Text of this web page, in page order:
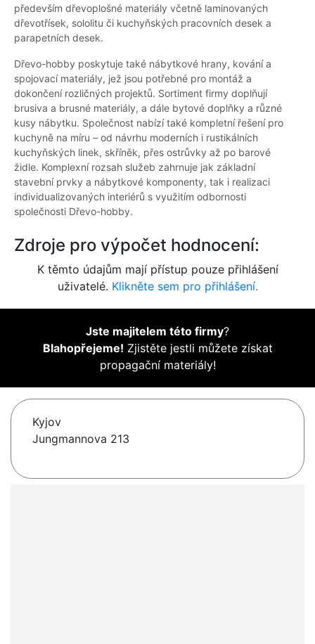
především dřevoplošné materiály včetně laminovaných
dřevotřísek, sololitu či kuchyňských pracovních desek a
parapetních desek.
Dřevo-hobby poskytuje také nábytkové hrany, kování a
spojovací materiály, jež jsou potřebné pro montáž a
dokončení rozličných projektů. Sortiment firmy doplňují
brusiva a brusné materiály, a dále bytové doplňky a různé
kusy nábytku. Společnost nabízí také kompletní řešení pro
kuchyně na míru – od návrhu moderních i rustikálních
kuchyňských linek, skříněk, přes ostrůvky až po barové
židle. Komplexní rozsah služeb zahrnuje jak základní
stavební prvky a nábytkové komponenty, tak i realizaci
individualizovaných interiérů s využitím odbornosti
společnosti Dřevo-hobby.
Zdroje pro výpočet hodnocení:
K těmto údajům mají přístup pouze přihlášení
uživatelé. Klikněte sem pro přihlášení.
Jste majitelem této firmy?
Blahopřejeme! Zjistěte jestli můžete získat
propagační materiály!
Kyjov
Jungmannova 213